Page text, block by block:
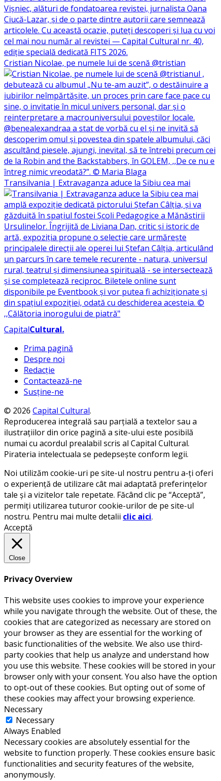
Cristian Nicolae, pe numele lui de scenă @tristian
Transilvania | Extravaganza aduce la Sibiu cea mai
CapitalCultural.
Prima pagină
Despre noi
Redacție
Contactează-ne
Susține-ne
© 2026 Capital Cultural.
Reproducerea integrală sau parțială a textelor sau a
ilustrațiilor din orice pagină a site-ului este posibilă
numai cu acordul prealabil scris al Capital Cultural.
Pirateria intelectuala se pedepsește conform legii.
Noi utilizăm cookie-uri pe site-ul nostru pentru a-ți oferi
o experiență de utilizare cât mai adaptată preferințelor
tale și a vizitelor tale repetate. Făcând clic pe “Acceptă”,
permiți utilizarea tuturor cookie-urilor de pe site-ul
nostru. Pentru mai multe detalii clic aici.
Acceptă
Close
Privacy Overview
This website uses cookies to improve your experience
while you navigate through the website. Out of these, the
cookies that are categorized as necessary are stored on
your browser as they are essential for the working of
basic functionalities of the website. We also use third-
party cookies that help us analyze and understand how
you use this website. These cookies will be stored in your
browser only with your consent. You also have the option
to opt-out of these cookies. But opting out of some of
these cookies may affect your browsing experience.
Necessary
Necessary
Always Enabled
Necessary cookies are absolutely essential for the
website to function properly. These cookies ensure basic
functionalities and security features of the website,
anonymously.